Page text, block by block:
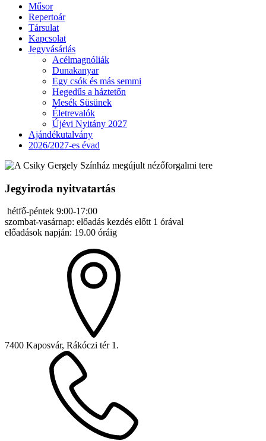
Műsor
Repertoár
Társulat
Kapcsolat
Jegyvásárlás
Acélmagnóliák
Dunakanyar
Egy csók és más semmi
Hegedűs a háztetőn
Mesék Süsünek
Életrevalók
Újévi Nyitány 2027
Ajándékutalvány
2026/2027-es évad
Jegyiroda nyitvatartás
hétfő-péntek 9:00-17:00
szombat-vasárnap: előadás kezdés előtt 1 órával
előadások napján: 19.00 óráig
7400 Kaposvár, Rákóczi tér 1.